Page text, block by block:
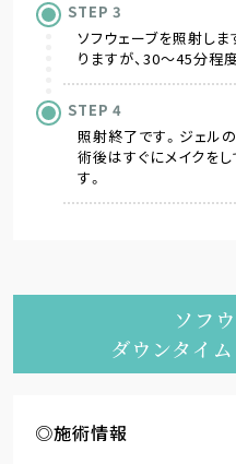
STEP
ソフウェーブを照射し
りますが、30～45分程
STEP
照射終了です。ジェル
術後はすぐにメイクを
す。
ソフ
ダウンタイム
◎施術情報